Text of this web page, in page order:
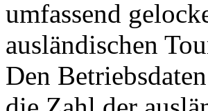
umfassend
ausländischen
Den